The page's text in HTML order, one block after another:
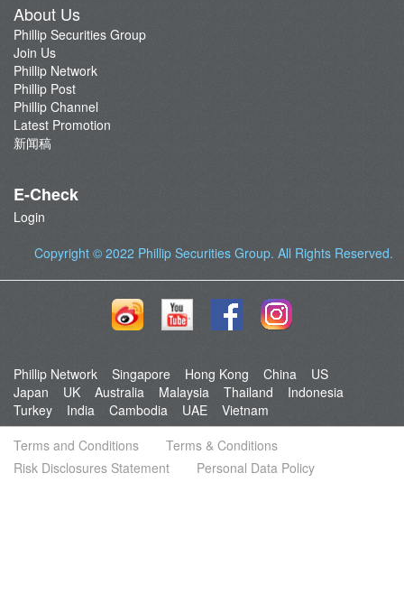
About Us
Phillip Securities Group
Join Us
Phillip Network
Phillip Post
Phillip Channel
Latest Promotion
新闻稿
E-Check
Login
Copyright © 2022 Phillip Securities Group. All Rights Reserved.
Phillip Network Singapore Hong Kong China
US
Japan
UK Australia Malaysia Thailand
Indonesia
Turkey
India Cambodia UAE
Vietnam
Terms and Conditions
Terms & Conditions
Risk Disclosures Statement
Personal Data Policy